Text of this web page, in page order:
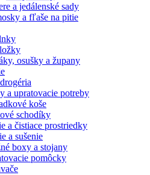
a jedálenské sady
a fľaše na pitie
osušky a župany
a upratovacie potreby
koše
schodíky
a čistiace prostriedky
a sušenie
boxy a stojany
pomôcky